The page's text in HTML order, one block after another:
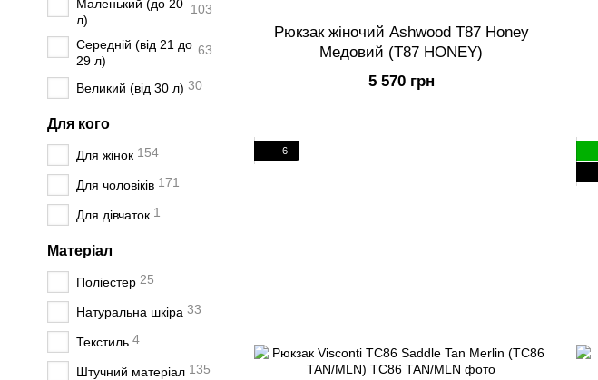
Рюкзак жіночий Ashwood T87 Honey
Медовий (T87 HONEY)
5 570 грн
6
Маленький (до 20
л)
103
Середній (від 21 до
29 л)
63
Великий (від 30 л) 30
Для кого
Для жінок 154
Для чоловіків 171
Для дівчаток 1
Матеріал
Поліестер 25
Натуральна шкіра 33
Текстиль 4
Штучний матеріал 135